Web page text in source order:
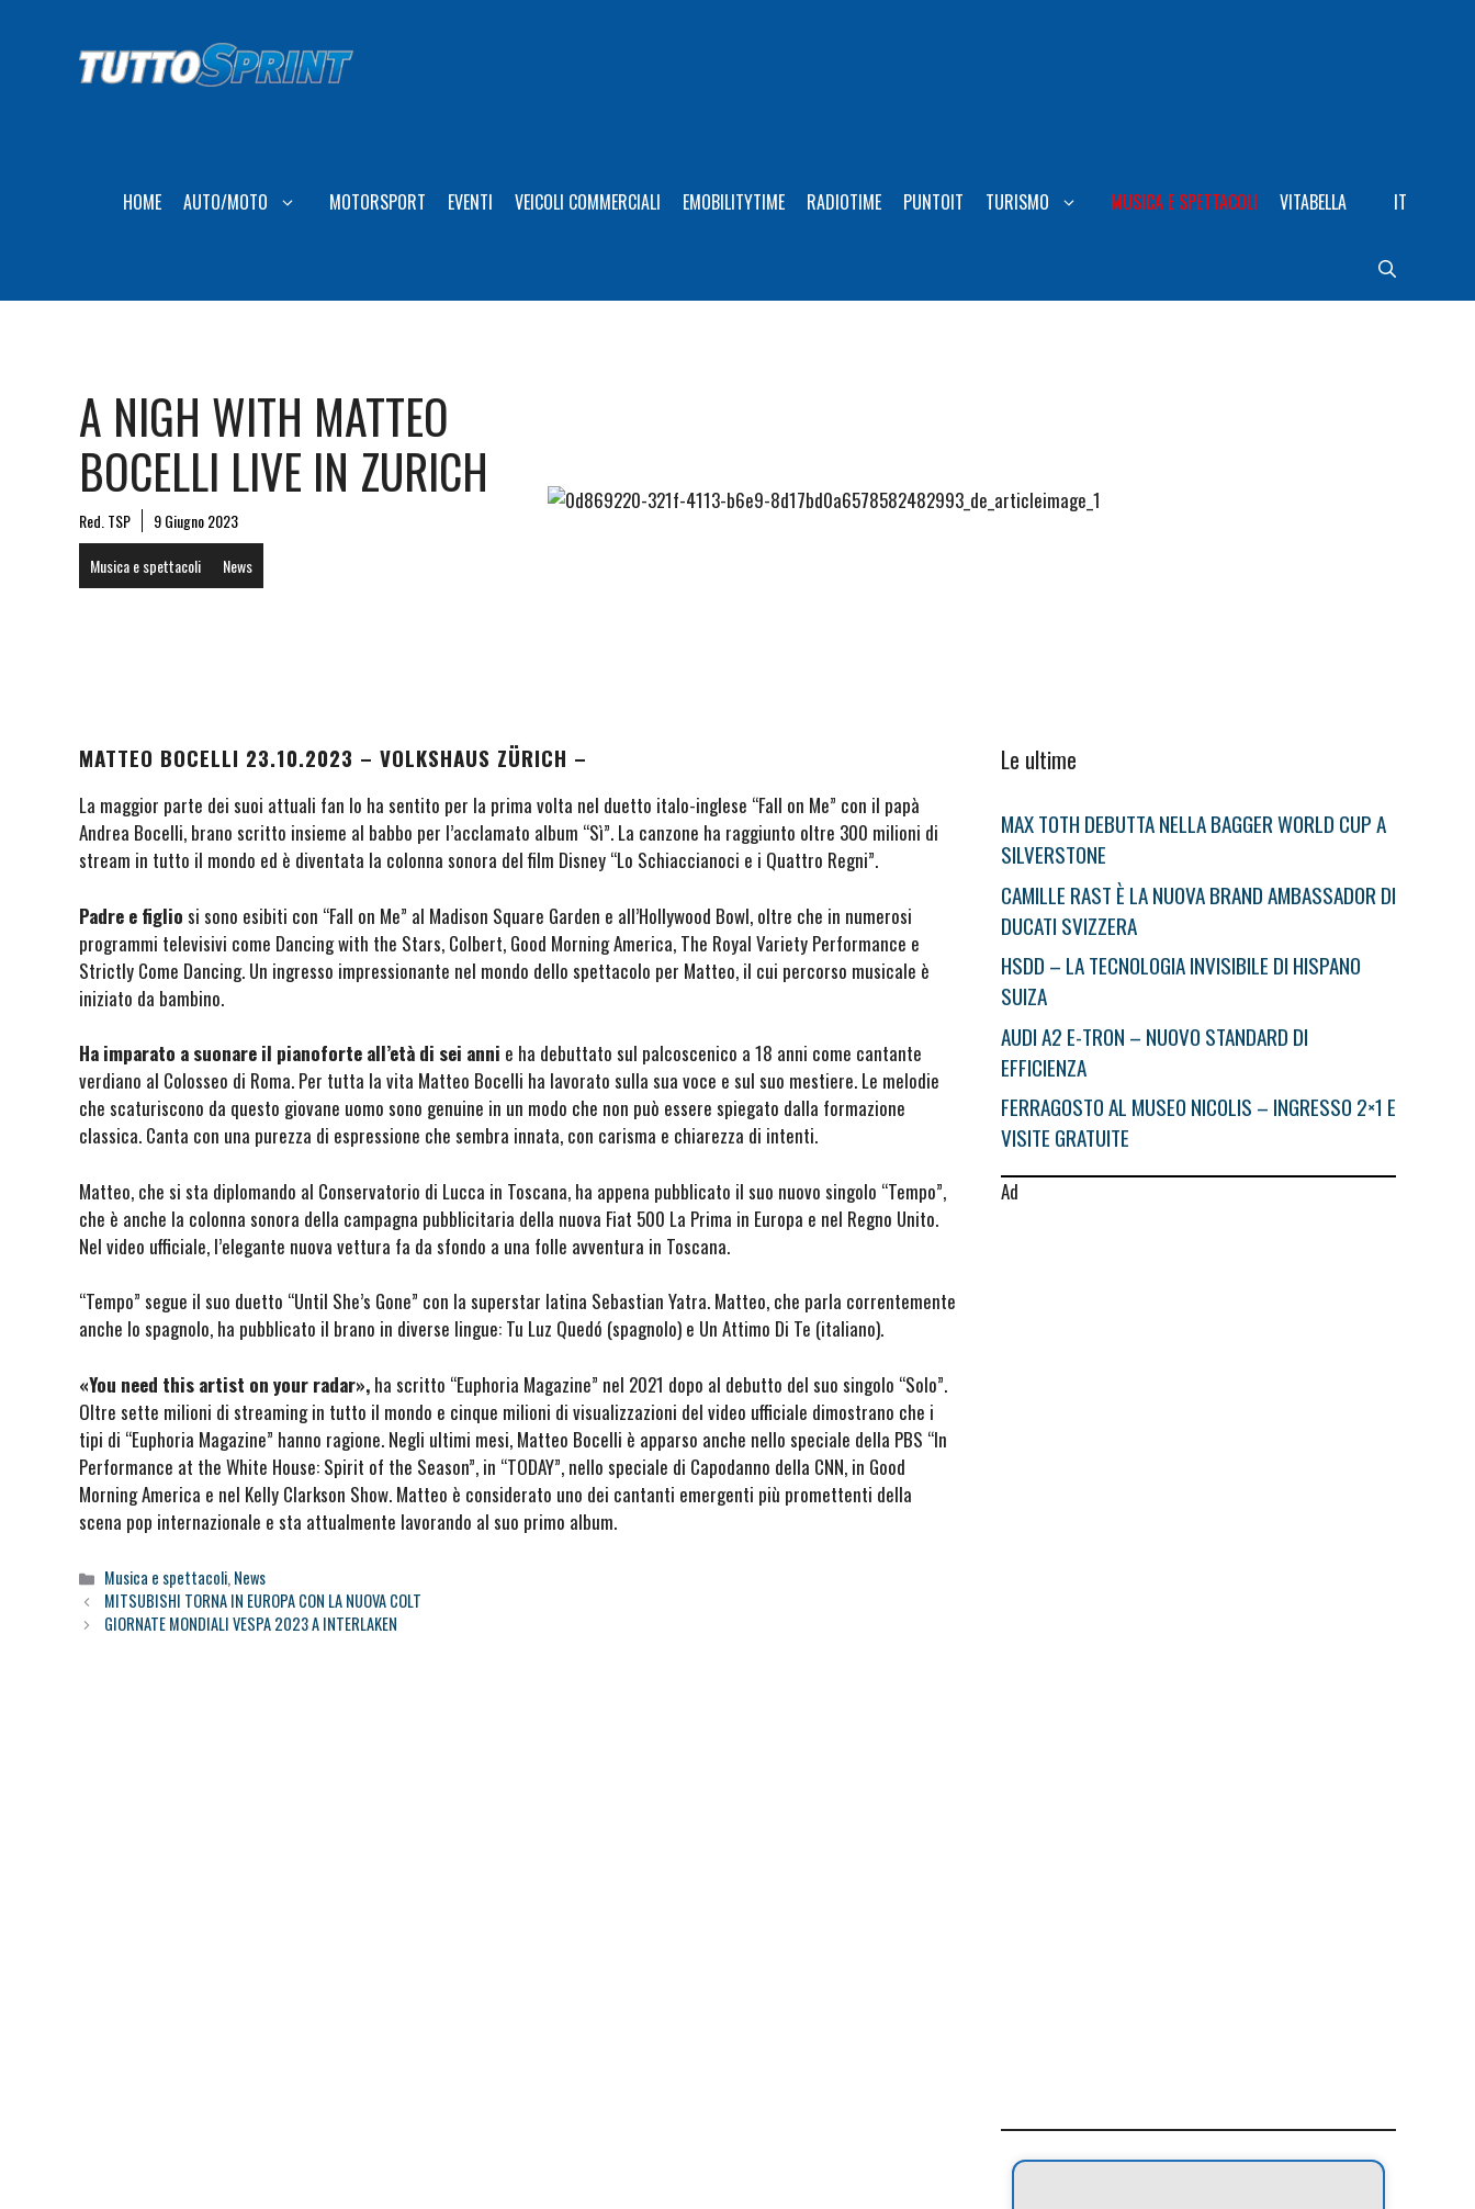
HOME AUTO/MOTO MOTORSPORT EVENTI VEICOLI COMMERCIALI EMOBILITYTIME RADIOTIME PUNTOIT TURISMO MUSICA E SPETTACOLI VITABELLA IT
A NIGH WITH MATTEO
BOCELLI LIVE IN ZURICH
Red. TSP
9 Giugno 2023
Musica e spettacoli
News
MATTEO BOCELLI 23.10.2023 – VOLKSHAUS ZÜRICH –
La maggior parte dei suoi attuali fan lo ha sentito per la prima volta nel duetto italo-inglese “Fall on Me” con il papà
Andrea Bocelli, brano scritto insieme al babbo per l’acclamato album “Sì”. La canzone ha raggiunto oltre 300 milioni di
stream in tutto il mondo ed è diventata la colonna sonora del film Disney “Lo Schiaccianoci e i Quattro Regni”.
Padre e figlio si sono esibiti con “Fall on Me” al Madison Square Garden e all’Hollywood Bowl, oltre che in numerosi
programmi televisivi come Dancing with the Stars, Colbert, Good Morning America, The Royal Variety Performance e
Strictly Come Dancing. Un ingresso impressionante nel mondo dello spettacolo per Matteo, il cui percorso musicale è
iniziato da bambino.
Ha imparato a suonare il pianoforte all’età di sei anni e ha debuttato sul palcoscenico a 18 anni come cantante
verdiano al Colosseo di Roma. Per tutta la vita Matteo Bocelli ha lavorato sulla sua voce e sul suo mestiere. Le melodie
che scaturiscono da questo giovane uomo sono genuine in un modo che non può essere spiegato dalla formazione
classica. Canta con una purezza di espressione che sembra innata, con carisma e chiarezza di intenti.
Matteo, che si sta diplomando al Conservatorio di Lucca in Toscana, ha appena pubblicato il suo nuovo singolo “Tempo”,
che è anche la colonna sonora della campagna pubblicitaria della nuova Fiat 500 La Prima in Europa e nel Regno Unito.
Nel video ufficiale, l’elegante nuova vettura fa da sfondo a una folle avventura in Toscana.
“Tempo” segue il suo duetto “Until She’s Gone” con la superstar latina Sebastian Yatra. Matteo, che parla correntemente
anche lo spagnolo, ha pubblicato il brano in diverse lingue: Tu Luz Quedó (spagnolo) e Un Attimo Di Te (italiano).
«You need this artist on your radar», ha scritto “Euphoria Magazine” nel 2021 dopo al debutto del suo singolo “Solo”.
Oltre sette milioni di streaming in tutto il mondo e cinque milioni di visualizzazioni del video ufficiale dimostrano che i
tipi di “Euphoria Magazine” hanno ragione. Negli ultimi mesi, Matteo Bocelli è apparso anche nello speciale della PBS “In
Performance at the White House: Spirit of the Season”, in “TODAY”, nello speciale di Capodanno della CNN, in Good
Morning America e nel Kelly Clarkson Show. Matteo è considerato uno dei cantanti emergenti più promettenti della
scena pop internazionale e sta attualmente lavorando al suo primo album.
Categorie
Musica e spettacoli,News
MITSUBISHI TORNA IN EUROPA CON LA NUOVA COLT
GIORNATE MONDIALI VESPA 2023 A INTERLAKEN
Le ultime
MAX TOTH DEBUTTA NELLA BAGGER WORLD CUP A
SILVERSTONE
CAMILLE RAST È LA NUOVA BRAND AMBASSADOR DI
DUCATI SVIZZERA
HSDD – LA TECNOLOGIA INVISIBILE DI HISPANO
SUIZA
AUDI A2 E-TRON – NUOVO STANDARD DI
EFFICIENZA
FERRAGOSTO AL MUSEO NICOLIS – INGRESSO 2×1 E
VISITE GRATUITE
Ad